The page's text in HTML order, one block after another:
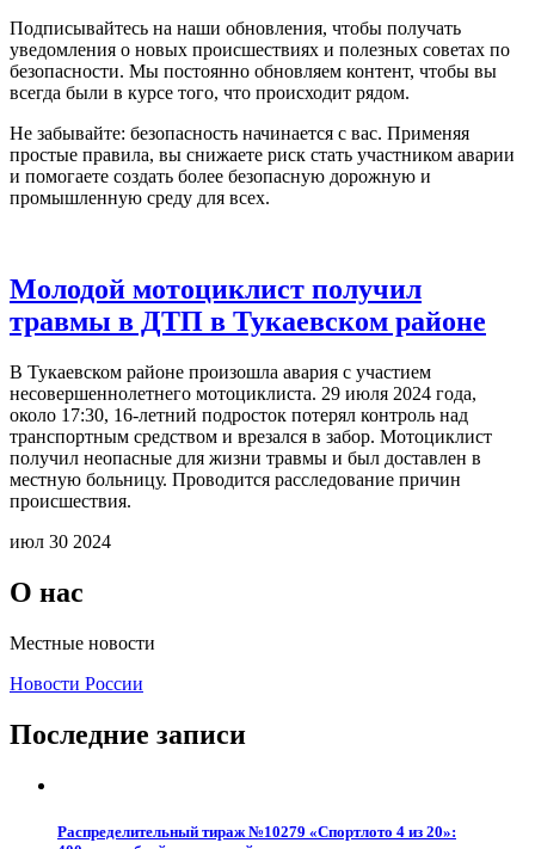
Подписывайтесь на наши обновления, чтобы получать
уведомления о новых происшествиях и полезных советах по
безопасности. Мы постоянно обновляем контент, чтобы вы
всегда были в курсе того, что происходит рядом.
Не забывайте: безопасность начинается с вас. Применяя
простые правила, вы снижаете риск стать участником аварии
и помогаете создать более безопасную дорожную и
промышленную среду для всех.
Молодой мотоциклист получил
травмы в ДТП в Тукаевском районе
В Тукаевском районе произошла авария с участием
несовершеннолетнего мотоциклиста. 29 июля 2024 года,
около 17:30, 16-летний подросток потерял контроль над
транспортным средством и врезался в забор. Мотоциклист
получил неопасные для жизни травмы и был доставлен в
местную больницу. Проводится расследование причин
происшествия.
июл 30 2024
О нас
Местные новости
Новости России
Последние записи
Распределительный тираж №10279 «Спортлото 4 из 20»: